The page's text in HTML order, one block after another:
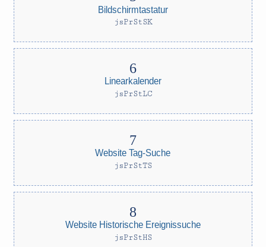
Bildschirmtastatur
jsPrStSK
Linearkalender
jsPrStLC
Website Tag-Suche
jsPrStTS
Website Historische Ereignissuche
jsPrStHS